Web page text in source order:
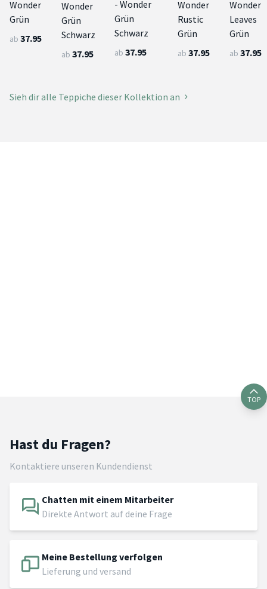
Wonder
Grün
ab 37.95
Wonder
Grün
Schwarz
ab 37.95
- Wonder
Grün
Schwarz
ab 37.95
Wonder
Rustic
Grün
ab 37.95
Wonder
Leaves
Grün
ab 37.95
Sieh dir alle Teppiche dieser Kollektion an
TOP
Hast du Fragen?
Kontaktiere unseren Kundendienst
Chatten mit einem Mitarbeiter
Direkte Antwort auf deine Frage
Meine Bestellung verfolgen
Lieferung und versand